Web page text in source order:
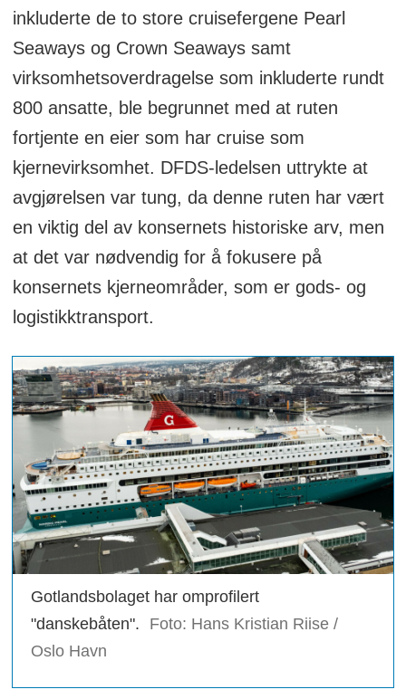
inkluderte de to store cruisefergene Pearl
Seaways og Crown Seaways samt
virksomhetsoverdragelse som inkluderte rundt
800 ansatte, ble begrunnet med at ruten
fortjente en eier som har cruise som
kjernevirksomhet. DFDS-ledelsen uttrykte at
avgjørelsen var tung, da denne ruten har vært
en viktig del av konsernets historiske arv, men
at det var nødvendig for å fokusere på
konsernets kjerneområder, som er gods- og
logistikktransport.
Gotlandsbolaget har omprofilert
"danskebåten".
Foto: Hans Kristian Riise /
Oslo Havn